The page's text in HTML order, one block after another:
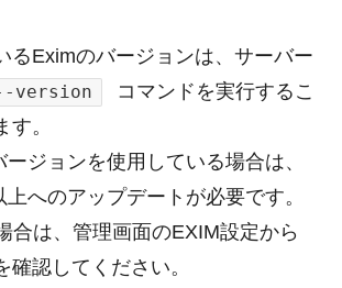
るEximのバージョンは、サーバー
version
コマンドを実行するこ
す。
ジョンを使用している場合は、
へのアップデートが必要です。
合は、管理画面のEXIM設定から
確認してください。